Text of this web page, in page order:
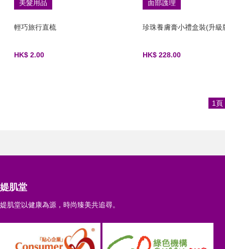
美髮用品
輕巧旅行直梳
HK$ 2.00
面部護理
珍珠養膚膏小禮盒裝(升級
HK$ 228.00
1頁
媞肌堂
媞肌堂以健康為源，時尚臻美共追尋。